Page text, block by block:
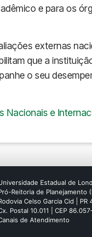
e para os
externas
que a
o seu
Nacionais e
Estadual de
Reitoria de Planejamento
Celso Garcia Cid |
Postal 10.011 | CEP
de Atendimento